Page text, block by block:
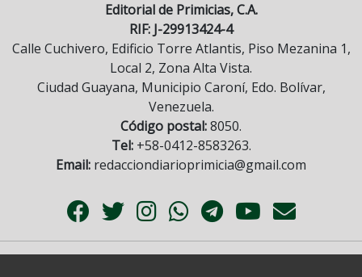
Editorial de Primicias, C.A.
RIF: J-29913424-4
Calle Cuchivero, Edificio Torre Atlantis, Piso Mezanina 1,
Local 2, Zona Alta Vista.
Ciudad Guayana, Municipio Caroní, Edo. Bolívar,
Venezuela.
Código postal:8050.
Tel:+58-0412-8583263.
Email: redacciondiarioprimicia@gmail.com